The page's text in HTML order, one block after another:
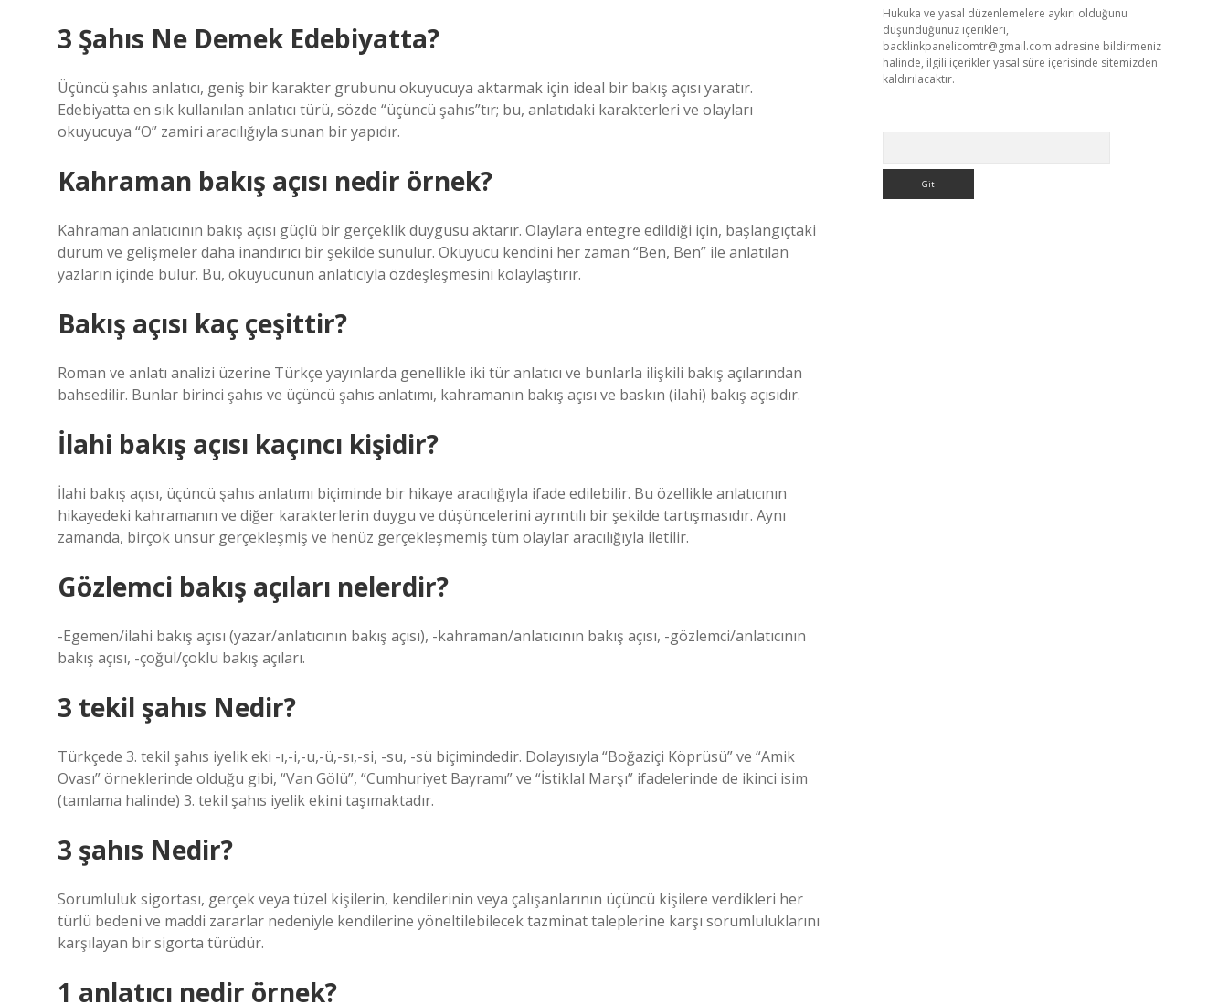
3 Şahıs Ne Demek Edebiyatta?
Üçüncü şahıs anlatıcı, geniş bir karakter grubunu okuyucuya aktarmak için ideal bir bakış açısı yaratır.
Edebiyatta en sık kullanılan anlatıcı türü, sözde “üçüncü şahıs”tır; bu, anlatıdaki karakterleri ve olayları
okuyucuya “O” zamiri aracılığıyla sunan bir yapıdır.
Kahraman bakış açısı nedir örnek?
Kahraman anlatıcının bakış açısı güçlü bir gerçeklik duygusu aktarır. Olaylara entegre edildiği için, başlangıçtaki
durum ve gelişmeler daha inandırıcı bir şekilde sunulur. Okuyucu kendini her zaman “Ben, Ben” ile anlatılan
yazların içinde bulur. Bu, okuyucunun anlatıcıyla özdeşleşmesini kolaylaştırır.
Bakış açısı kaç çeşittir?
Roman ve anlatı analizi üzerine Türkçe yayınlarda genellikle iki tür anlatıcı ve bunlarla ilişkili bakış açılarından
bahsedilir. Bunlar birinci şahıs ve üçüncü şahıs anlatımı, kahramanın bakış açısı ve baskın (ilahi) bakış açısıdır.
İlahi bakış açısı kaçıncı kişidir?
İlahi bakış açısı, üçüncü şahıs anlatımı biçiminde bir hikaye aracılığıyla ifade edilebilir. Bu özellikle anlatıcının
hikayedeki kahramanın ve diğer karakterlerin duygu ve düşüncelerini ayrıntılı bir şekilde tartışmasıdır. Aynı
zamanda, birçok unsur gerçekleşmiş ve henüz gerçekleşmemiş tüm olaylar aracılığıyla iletilir.
Gözlemci bakış açıları nelerdir?
-Egemen/ilahi bakış açısı (yazar/anlatıcının bakış açısı), -kahraman/anlatıcının bakış açısı, -gözlemci/anlatıcının
bakış açısı, -çoğul/çoklu bakış açıları.
3 tekil şahıs Nedir?
Türkçede 3. tekil şahıs iyelik eki -ı,-i,-u,-ü,-sı,-si, -su, -sü biçimindedir. Dolayısıyla “Boğaziçi Köprüsü” ve “Amik
Ovası” örneklerinde olduğu gibi, “Van Gölü”, “Cumhuriyet Bayramı” ve “İstiklal Marşı” ifadelerinde de ikinci isim
(tamlama halinde) 3. tekil şahıs iyelik ekini taşımaktadır.
3 şahıs Nedir?
Sorumluluk sigortası, gerçek veya tüzel kişilerin, kendilerinin veya çalışanlarının üçüncü kişilere verdikleri her
türlü bedeni ve maddi zararlar nedeniyle kendilerine yöneltilebilecek tazminat taleplerine karşı sorumluluklarını
karşılayan bir sigorta türüdür.
1 anlatıcı nedir örnek?
Hukuka ve yasal düzenlemelere aykırı olduğunu
düşündüğünüz içerikleri,
backlinkpanelicomtr@gmail.com adresine bildirmeniz
halinde, ilgili içerikler yasal süre içerisinde sitemizden
kaldırılacaktır.